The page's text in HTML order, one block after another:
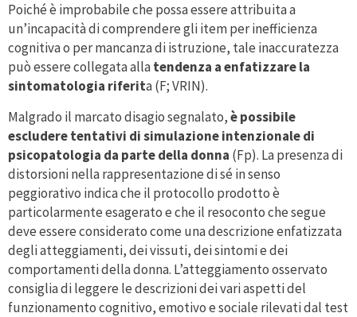
Poiché è improbabile che possa essere attribuita a
un’incapacità di comprendere gli item per inefficienza
cognitiva o per mancanza di istruzione, tale inaccuratezza
può essere collegata allatendenza a enfatizzare la
sintomatologia riferita (F; VRIN).
Malgrado il marcato disagio segnalato,è possibile
escludere tentativi di simulazione intenzionale di
psicopatologia da parte della donna (Fp). La presenza di
distorsioni nella rappresentazione di sé in senso
peggiorativo indica che il protocollo prodotto è
particolarmente esagerato e che il resoconto che segue
deve essere considerato come una descrizione enfatizzata
degli atteggiamenti, dei vissuti, dei sintomi e dei
comportamenti della donna. L’atteggiamento osservato
consiglia di leggere le descrizioni dei vari aspetti del
funzionamento cognitivo, emotivo e sociale rilevati dal test